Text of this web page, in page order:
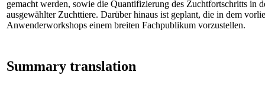
gemacht werden, sowie die Quantifizierung des Zuchtfortschritts in
ausgewählter Zuchttiere. Darüber hinaus ist geplant, die in dem
Anwenderworkshops einem breiten Fachpublikum vorzustellen.
Summary translation